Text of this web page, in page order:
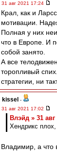
31 авг 2021 17:24
Крал, как и
мотивации.
Полная у них
что в Европе. И
собой занято.
А все
торопливый
стратегии, ни
kissel -
31 авг 2021 17:02
Влэйд » 31 авг
Хендрикс
Владимир, а что